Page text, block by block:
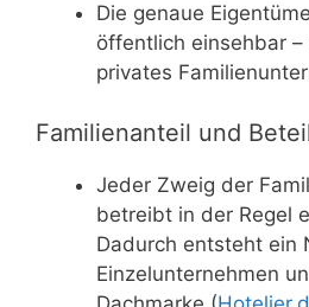
Die genaue
öffentlich einsehbar
privates
Familienanteil und
Jeder Zweig der
betreibt in der Regel
Dadurch entsteht ein
Einzelunternehmen